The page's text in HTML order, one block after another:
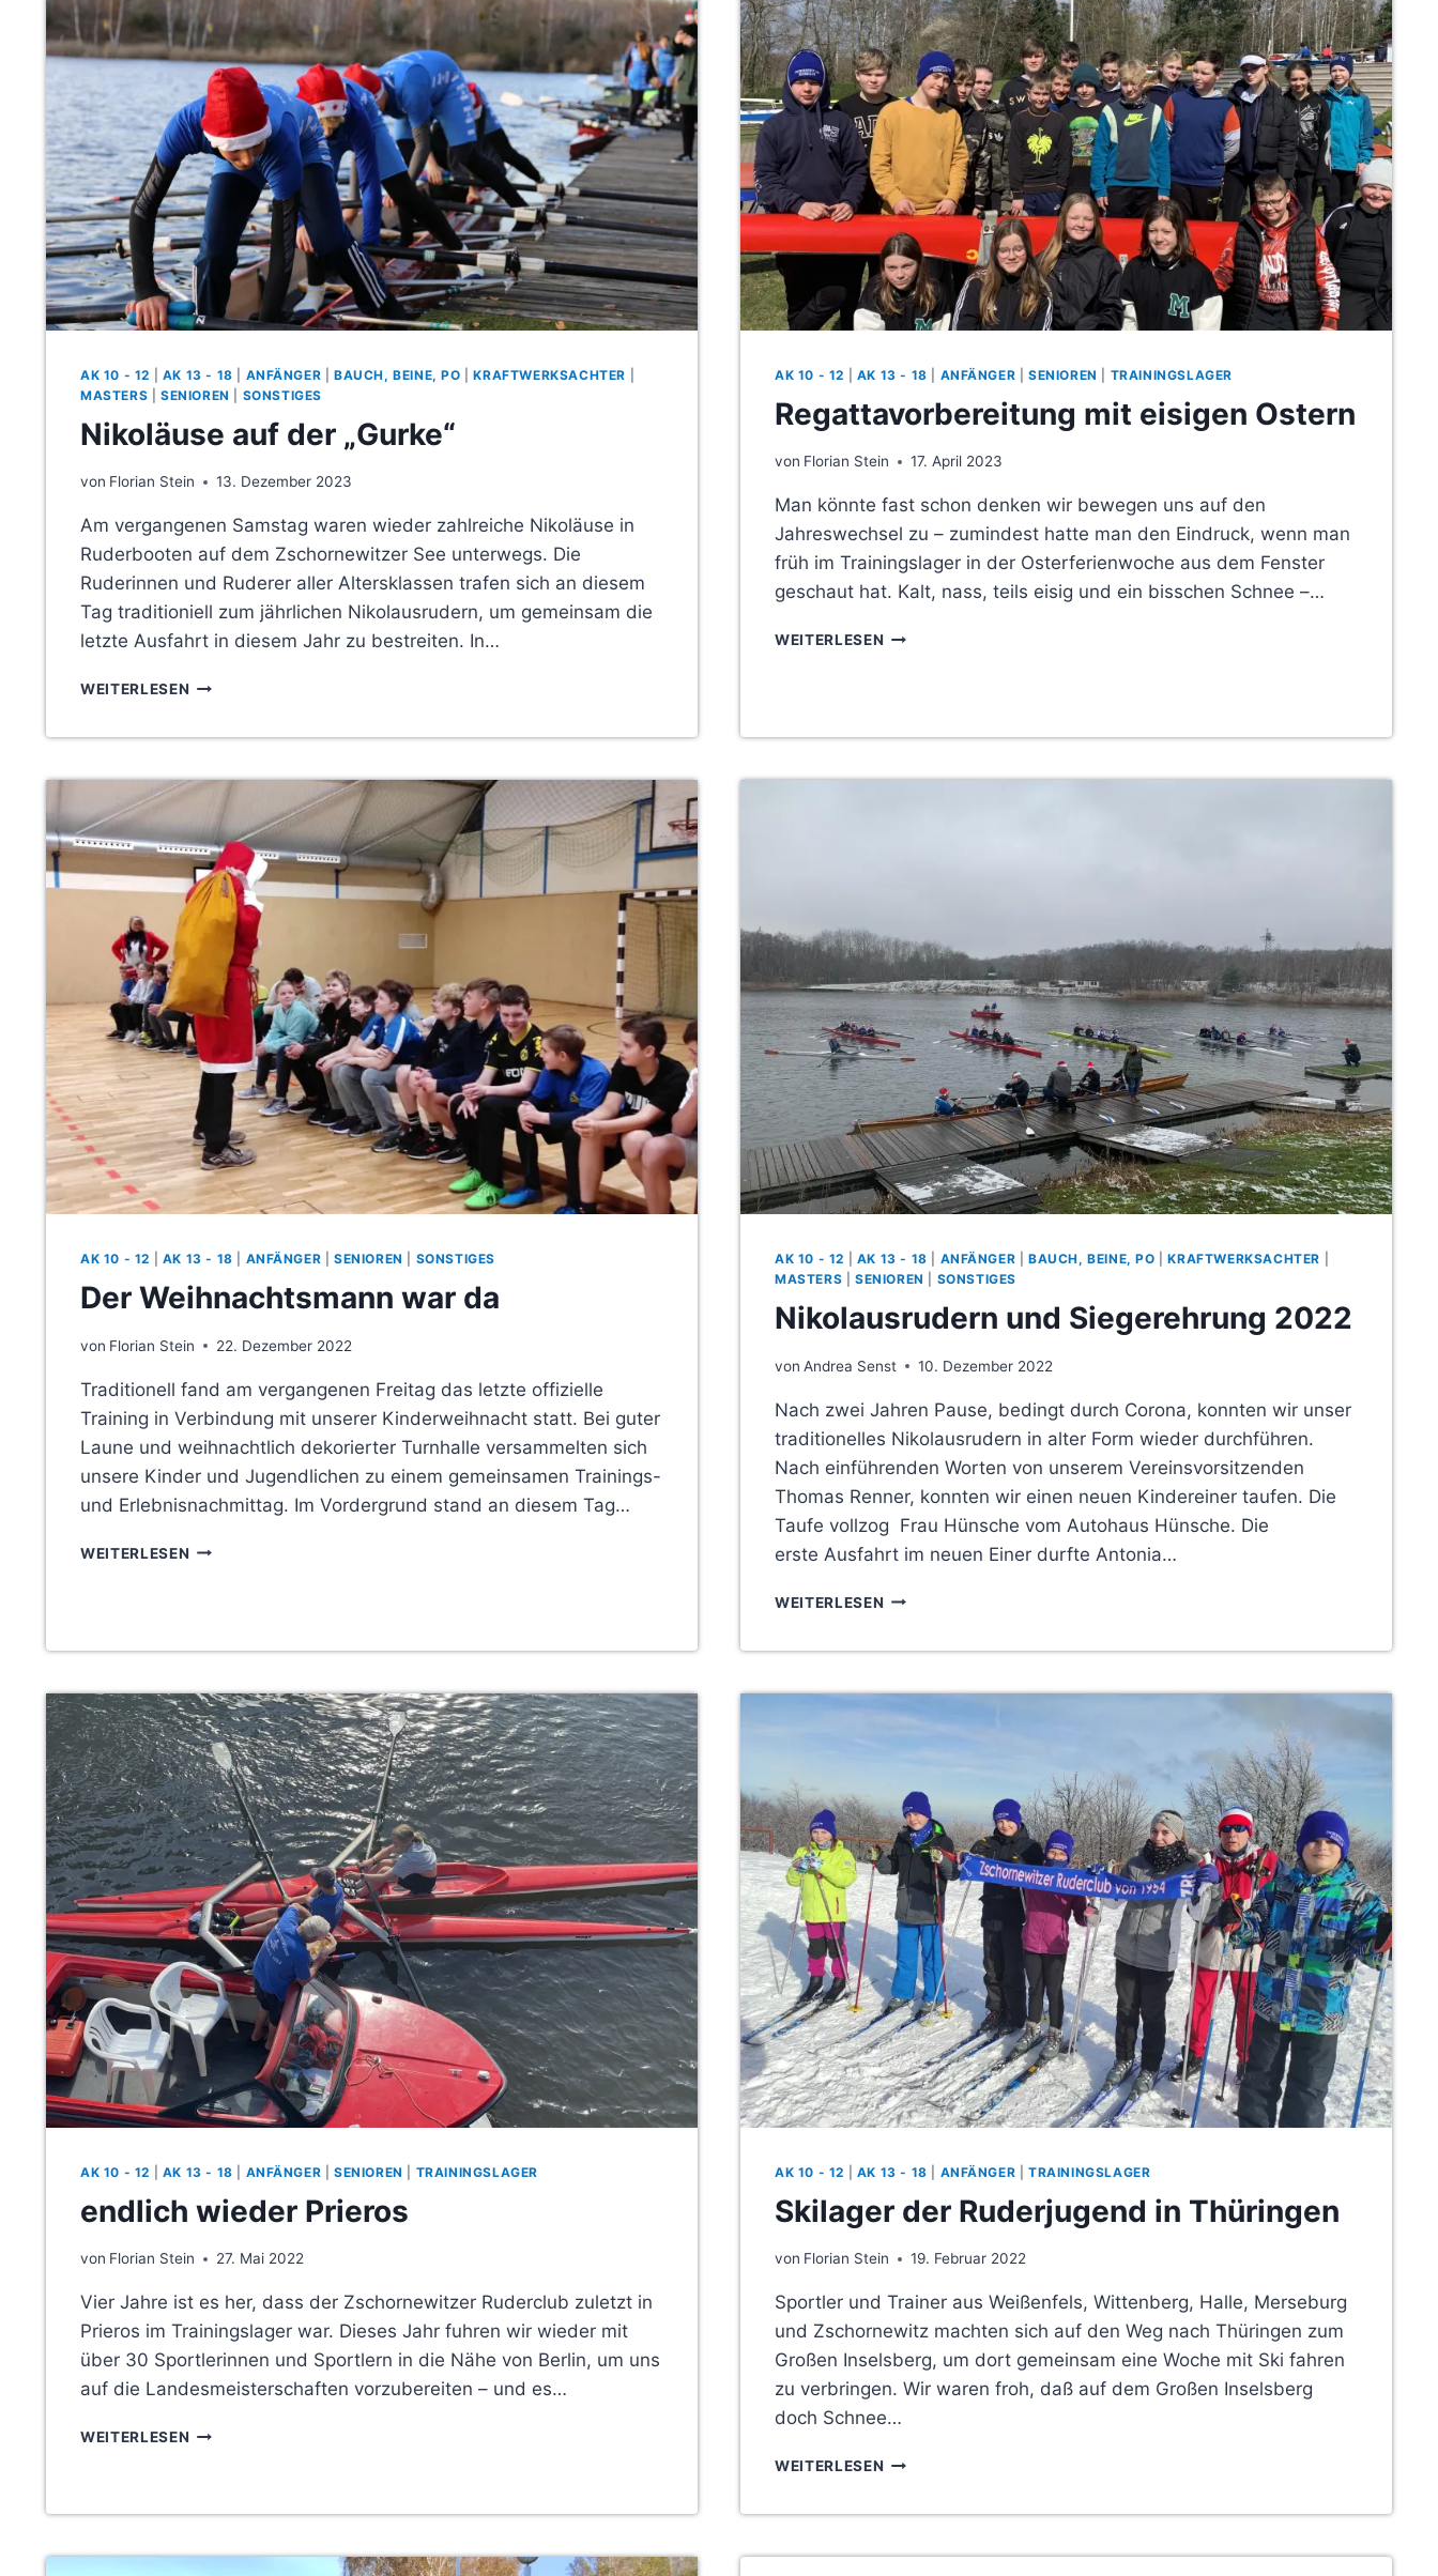
AK 10 - 12 AK 13 - 18 ANFÄNGER |BAUCH, BEINE, PO |KRAFTWERKSACHTER
MASTERS
SENIOREN SONSTIGES
Nikoläuse auf der „Gurke“
von Florian Stein 13. Dezember 2023
Am vergangenen Samstag waren wieder zahlreiche Nikoläuse in
Ruderbooten auf dem Zschornewitzer See unterwegs. Die
Ruderinnen und Ruderer aller Altersklassen trafen sich an diesem
Tag traditioniell zum jährlichen Nikolausrudern, um gemeinsam die
letzte Ausfahrt in diesem Jahr zu bestreiten. In…
WEITERLESEN NIKOLÄUSE
AK 10 - 12 AK 13 - 18 ANFÄNGER |SENIOREN TRAININGSLAGER
Regattavorbereitung mit eisigen Ostern
von Florian Stein 17. April 2023
Man könnte fast schon denken wir bewegen uns auf den
Jahreswechsel zu – zumindest hatte man den Eindruck, wenn man
früh im Trainingslager in der Osterferienwoche aus dem Fenster
geschaut hat. Kalt, nass, teils eisig und ein bisschen Schnee –…
WEITERLESEN REGATTAVORBEREITUNG
AK 10 - 12 AK 13 - 18 ANFÄNGER |SENIOREN SONSTIGES
Der Weihnachtsmann war da
von Florian Stein 22. Dezember 2022
Traditionell fand am vergangenen Freitag das letzte offizielle
Training in Verbindung mit unserer Kinderweihnacht statt. Bei guter
Laune und weihnachtlich dekorierter Turnhalle versammelten sich
unsere Kinder und Jugendlichen zu einem gemeinsamen Trainings-
und Erlebnisnachmittag. Im Vordergrund stand an diesem Tag…
WEITERLESEN DER
AK 10 - 12 AK 13 - 18 ANFÄNGER |BAUCH, BEINE, PO |KRAFTWERKSACHTER
MASTERS
SENIOREN SONSTIGES
Nikolausrudern und Siegerehrung 2022
von Andrea Senst 10. Dezember 2022
Nach zwei Jahren Pause, bedingt durch Corona, konnten wir unser
traditionelles Nikolausrudern in alter Form wieder durchführen.
Nach einführenden Worten von unserem Vereinsvorsitzenden
Thomas Renner, konnten wir einen neuen Kindereiner taufen. Die
Taufe vollzog Frau Hünsche vom Autohaus Hünsche. Die
erste Ausfahrt im neuen Einer durfte Antonia…
WEITERLESEN NIKOLAUSRUDERN
AK 10 - 12 AK 13 - 18 ANFÄNGER |SENIOREN TRAININGSLAGER
endlich wieder Prieros
von Florian Stein 27. Mai 2022
Vier Jahre ist es her, dass der Zschornewitzer Ruderclub zuletzt in
Prieros im Trainingslager war. Dieses Jahr fuhren wir wieder mit
über 30 Sportlerinnen und Sportlern in die Nähe von Berlin, um uns
auf die Landesmeisterschaften vorzubereiten – und es…
WEITERLESEN ENDLICH
AK 10 - 12 AK 13 - 18 ANFÄNGER |TRAININGSLAGER
Skilager der Ruderjugend in Thüringen
von Florian Stein 19. Februar 2022
Sportler und Trainer aus Weißenfels, Wittenberg, Halle, Merseburg
und Zschornewitz machten sich auf den Weg nach Thüringen zum
Großen Inselsberg, um dort gemeinsam eine Woche mit Ski fahren
zu verbringen. Wir waren froh, daß auf dem Großen Inselsberg
doch Schnee…
WEITERLESEN SKILAGER